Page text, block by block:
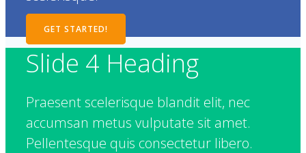
GET STARTED!
Slide 4 Heading
Praesent scelerisque blandit elit, nec
accumsan metus vulputate sit amet.
Pellentesque quis consectetur libero.